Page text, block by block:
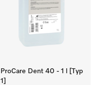
ProCare Dent 40 - 1 l [Typ
1]